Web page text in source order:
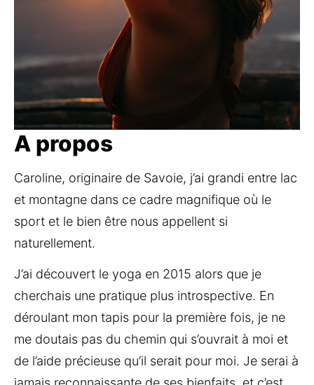
A propos
Caroline, originaire de Savoie, j’ai grandi entre lac
et montagne dans ce cadre magnifique où le
sport et le bien être nous appellent si
naturellement.
J’ai découvert le yoga en 2015 alors que je
cherchais une pratique plus introspective. En
déroulant mon tapis pour la première fois, je ne
me doutais pas du chemin qui s’ouvrait à moi et
de l’aide précieuse qu’il serait pour moi. Je serai à